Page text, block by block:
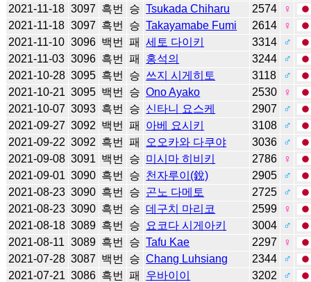
2021-11-18 3097 흑번 승 Tsukada Chiharu 2574
♀
2021-11-18 3097 흑번 승 Takayamabe Fumi 2614
♀
2021-11-10 3096 백번 패 세토 다이키 3314
♂
2021-11-03 3096 흑번 패 홍석의 3244
♂
2021-10-28 3095 흑번 승 쓰지 시게히토 3118
♂
2021-10-21 3095 백번 승 Ono Ayako 2530
♀
2021-10-07 3093 흑번 승 신타니 요스케 2907
♂
2021-09-27 3092 백번 패 아베 요시키 3108
♂
2021-09-22 3092 흑번 패 오오카와 다쿠야 3036
♂
2021-09-08 3091 백번 승 미시마 히비키 2786
♀
2021-09-01 3090 흑번 승 천자루이(銳) 2905
♂
2021-08-23 3090 흑번 승 곤노 다메토 2725
♂
2021-08-23 3090 흑번 승 데구치 마리코 2599
♀
2021-08-18 3089 흑번 승 요코다 시게아키 3004
♂
2021-08-11 3089 흑번 승 Tafu Kae 2297
♀
2021-07-28 3087 백번 승 Chang Luhsiang 2344
♂
2021-07-21 3086 흑번 패 우바이이 3202
♂